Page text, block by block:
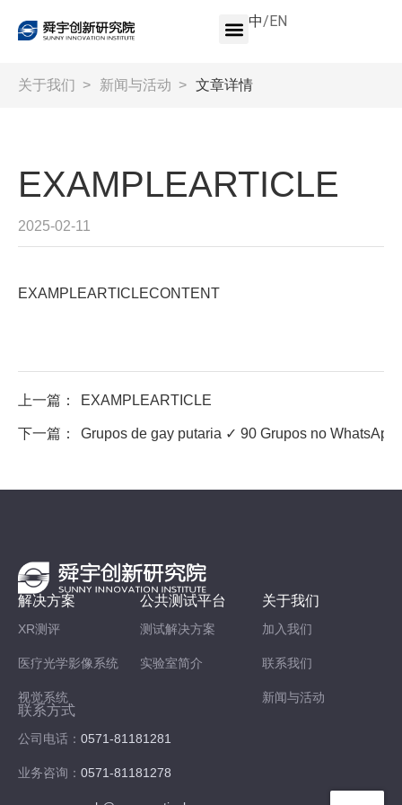
中/EN
关于我们 > 新闻与活动 > 文章详情
EXAMPLEARTICLE
2025-02-11
EXAMPLEARTICLECONTENT
上一篇： EXAMPLEARTICLE
下一篇： Grupos de gay putaria ✓ 90 Grupos no WhatsApp
解决方案
XR测评
医疗光学影像系统
视觉系统
公共测试平台
测试解决方案
实验室简介
关于我们
加入我们
联系我们
新闻与活动
联系方式
公司电话： 0571-81181281
业务咨询： 0571-81181278